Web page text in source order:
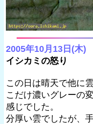
2005年10月13日(木)
イシカミの怒り
この日は晴天で他に
こだけ濃いグレーの
感じでした。
分厚い雲でしたが、